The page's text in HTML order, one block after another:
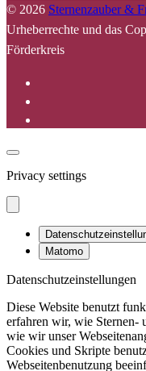
© 2026 Sternenzauber &
Urheberrechte und das
Förderkreis
Privacy settings
Matomo
Datenschutzeinstellungen
Diese Website benutzt
erfahren wir, wie Sternen-
wie wir unser
Cookies und Skripte
Webseitenbenutzung